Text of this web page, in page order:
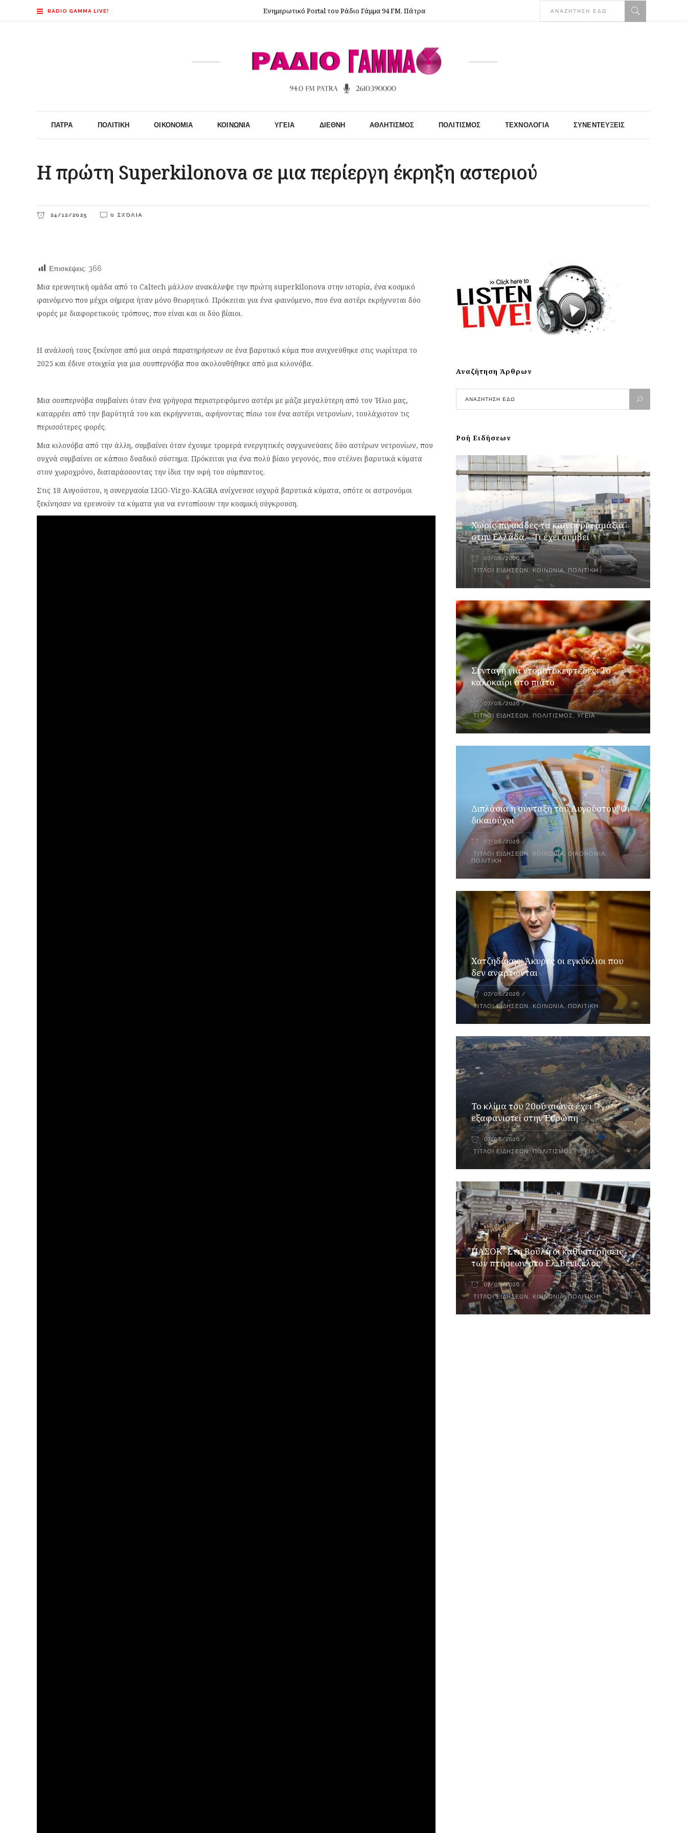
RADIO GAMMA LIVE! Ενημερωτικό Portal του Ράδιο Γάμμα 94 FM, Πάτρα
ΠΆΤΡΑ ΠΟΛΙΤΙΚΉ ΟΙΚΟΝΟΜΊΑ ΚΟΙΝΩΝΊΑ ΥΓΕΊΑ ΔΙΕΘΝΉ ΑΘΛΗΤΙΣΜΌΣ ΠΟΛΙΤΙΣΜΌΣ ΤΕΧΝΟΛΟΓΊΑ ΣΥΝΕΝΤΕΎΞΕΙΣ
Η πρώτη Superkilonova σε μια περίεργη έκρηξη αστεριού
24/12/2025 0 ΣΧΌΛΙΑ
Επισκέψεις: 366
Μια ερευνητική ομάδα από το Caltech μάλλον ανακάλυψε την πρώτη superkilonova στην ιστορία, ένα κοσμικό
φαινόμενο που μέχρι σήμερα ήταν μόνο θεωρητικό. Πρόκειται για ένα φαινόμενο, που ένα αστέρι εκρήγνυται δύο
φορές με διαφορετικούς τρόπους, που είναι και οι δύο βίαιοι.
Η ανάλυσή τους ξεκίνησε από μια σειρά παρατηρήσεων σε ένα βαρυτικό κύμα που ανιχνεύθηκε στις νωρίτερα το
2025 και έδινε στοιχεία για μια σουπερνόβα που ακολουθήθηκε από μια κιλονόβα.
Μια σουπερνόβα συμβαίνει όταν ένα γρήγορα περιστρεφόμενο αστέρι με μάζα μεγαλύτερη από τον Ήλιο μας,
καταρρέει από την βαρύτητά του και εκρήγνυται, αφήνοντας πίσω του ένα αστέρι νετρονίων, τουλάχιστον τις
περισσότερες φορές.
Μια κιλονόβα από την άλλη, συμβαίνει όταν έχουμε τρομερά ενεργητικές συγχωνεύσεις δύο αστέρων νετρονίων, που
συχνά συμβαίνει σε κάποιο δυαδικό σύστημα. Πρόκειται για ένα πολύ βίαιο γεγονός, που στέλνει βαρυτικά κύματα
στον χωροχρόνο, διαταράσσοντας την ίδια την υφή του σύμπαντος.
Στις 18 Αυγούστου, η συνεργασία LIGO-Virgo-KAGRA ανίχνευσε ισχυρά βαρυτικά κύματα, οπότε οι αστρονόμοι
ξεκίνησαν να ερευνούν τα κύματα για να εντοπίσουν την κοσμική σύγκρουση.
Αναζήτηση Άρθρων
Ροή Ειδήσεων
Χωρίς πινακίδες τα καινούρια αμάξια
στην Ελλάδα – Τι έχει συμβεί
07/08/2026
ΤΊΤΛΟΙ ΕΙΔΉΣΕΩΝ , ΚΟΙΝΩΝΊΑ, ΠΟΛΙΤΙΚΉ
Συνταγή για ντοματοκεφτέδες: Το
καλοκαίρι στο πιάτο
07/08/2026
ΤΊΤΛΟΙ ΕΙΔΉΣΕΩΝ , ΠΟΛΙΤΙΣΜΌΣ,ΥΓΕΊΑ
Διπλάσια η σύνταξη του Αυγούστου: Οι
δικαιούχοι
07/08/2026
ΤΊΤΛΟΙ ΕΙΔΉΣΕΩΝ , ΚΟΙΝΩΝΊΑ,ΟΙΚΟΝΟΜΊΑ,
ΠΟΛΙΤΙΚΉ
Xατζηδάκης: Άκυρες οι εγκύκλιοι που
δεν αναρτώνται
07/08/2026
ΤΊΤΛΟΙ ΕΙΔΉΣΕΩΝ ,ΚΟΙΝΩΝΊΑ,ΠΟΛΙΤΙΚΉ
Το κλίμα του 20ού αιώνα έχει
εξαφανιστεί στην Ευρώπη
07/08/2026
ΤΊΤΛΟΙ ΕΙΔΉΣΕΩΝ,ΠΟΛΙΤΙΣΜΌΣ,ΥΓΕΊΑ
ΠΑΣΟΚ: Στη Βουλή οι καθυστερήσεις
των πτήσεων στο Ελ. Βενιζέλος
07/08/2026
ΤΊΤΛΟΙ ΕΙΔΉΣΕΩΝ , ΚΟΙΝΩΝΊΑ,ΠΟΛΙΤΙΚΉ